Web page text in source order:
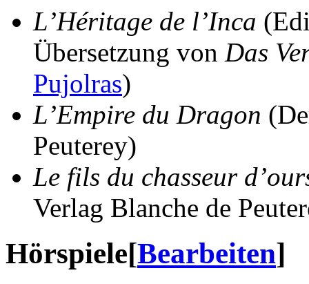
L’Héritage de l’Inca
Übersetzung von Das
Pujolras)
L’Empire du Dragon
Peuterey)
Le fils du chasseur
Verlag Blanche de
Hörspiele[Bearbeiten]